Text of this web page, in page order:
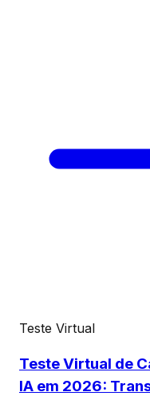
Teste Virtual
Teste Virtual de
IA em 2026: